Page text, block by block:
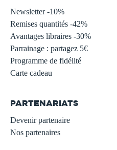
Newsletter -10%
Remises quantités -42%
Avantages libraires -30%
Parrainage : partagez 5€
Programme de fidélité
Carte cadeau
PARTENARIATS
Devenir partenaire
Nos partenaires